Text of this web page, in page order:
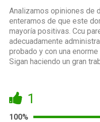
Analizamos opiniones de
enteramos de que este
mayoría positivas. Ccu
adecuadamente
probado y con una
Sigan haciendo un gran
1
100%